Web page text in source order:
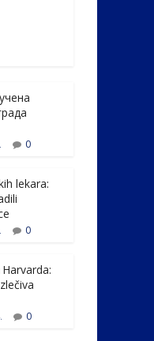
0
lekara:
0
0